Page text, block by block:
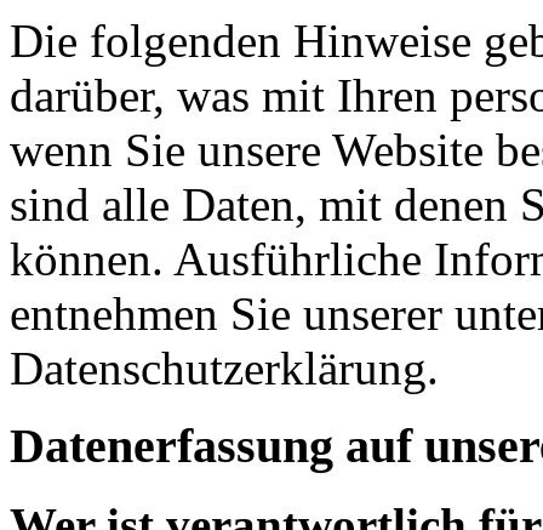
Die folgenden Hinweise
darüber, was mit Ihren
wenn Sie unsere Website
sind alle Daten, mit denen
können. Ausführliche
entnehmen Sie unserer
Datenschutzerklärung.
Datenerfassung auf